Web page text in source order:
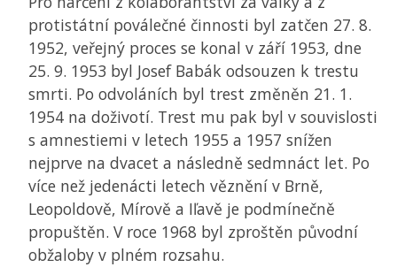
protistátní poválečné činnosti byl zatčen 27. 8.
1952, veřejný proces se konal v září 1953, dne
25. 9. 1953 byl Josef Babák odsouzen k trestu
smrti. Po odvoláních byl trest změněn 21. 1.
1954 na doživotí. Trest mu pak byl v souvislosti
s amnestiemi v letech 1955 a 1957 snížen
nejprve na dvacet a následně sedmnáct let. Po
více než jedenácti letech věznění v Brně,
Leopoldově, Mírově a Iľavě je podmínečně
propuštěn. V roce 1968 byl zproštěn původní
obžaloby v plném rozsahu.